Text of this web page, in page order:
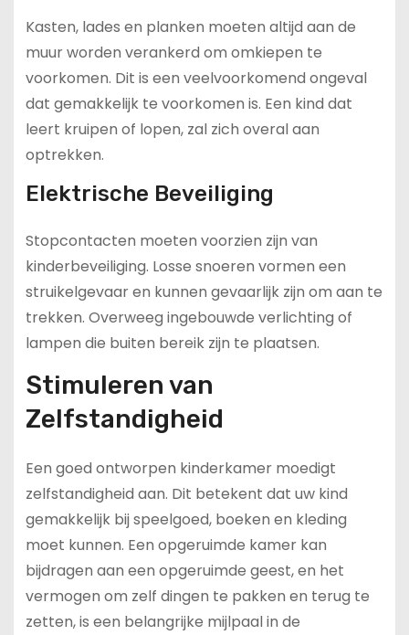
Kasten, lades en planken moeten altijd aan de
muur worden verankerd om omkiepen te
voorkomen. Dit is een veelvoorkomend ongeval
dat gemakkelijk te voorkomen is. Een kind dat
leert kruipen of lopen, zal zich overal aan
optrekken.
Elektrische Beveiliging
Stopcontacten moeten voorzien zijn van
kinderbeveiliging. Losse snoeren vormen een
struikelgevaar en kunnen gevaarlijk zijn om aan te
trekken. Overweeg ingebouwde verlichting of
lampen die buiten bereik zijn te plaatsen.
Stimuleren van
Zelfstandigheid
Een goed ontworpen kinderkamer moedigt
zelfstandigheid aan. Dit betekent dat uw kind
gemakkelijk bij speelgoed, boeken en kleding
moet kunnen. Een opgeruimde kamer kan
bijdragen aan een opgeruimde geest, en het
vermogen om zelf dingen te pakken en terug te
zetten, is een belangrijke mijlpaal in de